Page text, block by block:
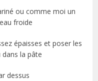
ou comme moi un
froide
épaisses et poser les
la pâte
dessus